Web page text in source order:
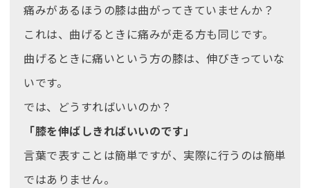
痛みがあるほうの膝は曲がってきていませんか？
これは、曲げるときに痛みが走る方も同じです。
曲げるときに痛いという方の膝は、伸びきっていな
いです。
では、どうすればいいのか？
「膝を伸ばしきればいいのです」
言葉で表すことは簡単ですが、実際に行うのは簡単
ではありません。